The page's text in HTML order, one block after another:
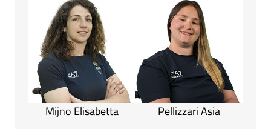
Mijno Elisabetta Pellizzari Asia